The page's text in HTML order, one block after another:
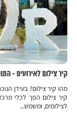
קיר צילום לאירועים -
מהו קיר צילום? בעידן
קיר צילום הפך לכלי
לצילומים, ומשמש...